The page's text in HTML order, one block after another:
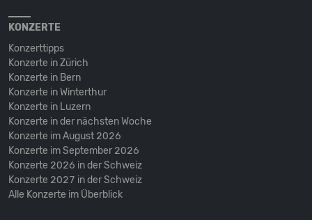
KONZERTE
Konzerttipps
Konzerte in Zürich
Konzerte in Bern
Konzerte in Winterthur
Konzerte in Luzern
Konzerte in der nächsten Woche
Konzerte im August 2026
Konzerte im September 2026
Konzerte 2026 in der Schweiz
Konzerte 2027 in der Schweiz
Alle Konzerte im Überblick